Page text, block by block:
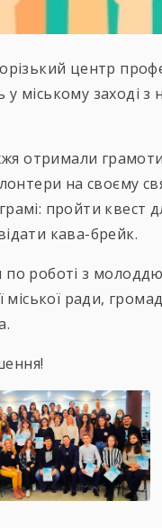
центр
міському заході з
отримали
на своєму
пройти квест
кава-брейк.
по роботі з
міської ради,